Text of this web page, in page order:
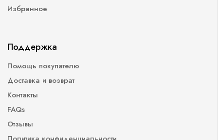
Избранное
Поддержка
Помощь покупателю
Доставка и возврат
Контакты
FAQs
Отзывы